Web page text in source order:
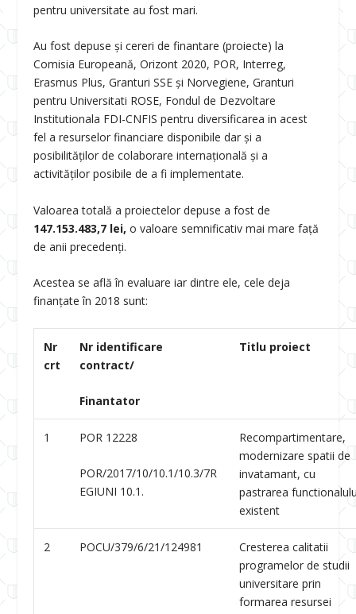
pentru universitate au fost mari.
Au fost depuse și cereri de finantare (proiecte) la
Comisia Europeană, Orizont 2020, POR, Interreg,
Erasmus Plus, Granturi SSE și Norvegiene, Granturi
pentru Universitati ROSE, Fondul de Dezvoltare
Institutionala FDI-CNFIS pentru diversificarea in acest
fel a resurselor financiare disponibile dar şi a
posibilităţilor de colaborare internaţională şi a
activităţilor posibile de a fi implementate.
Valoarea totală a proiectelor depuse a fost de
147.153.483,7 lei,o valoare semnificativ mai mare faţă
de anii precedenţi.
Acestea se află în evaluare iar dintre ele, cele deja
finanţate în 2018 sunt:
Nr
crt
Nr identificare
contract/
Finantator
Titlu proiect
1 POR 12228
POR/2017/10/10.1/10.3/7R
EGIUNI 10.1.
Recompartimentare,
modernizare spatii de
invatamant, cu
pastrarea
existent
2 POCU/379/6/21/124981
Cresterea calitatii
programelor de studii
universitare prin
formarea resursei